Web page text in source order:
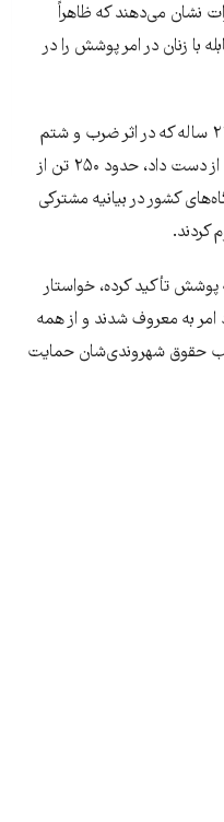
نشان می‌دهند که ظاهراً
با زنان در امر پوشش را در
شش روز پس از مرگ ژینا (مهسا) امینی ۲۲ ساله که در اثر ضرب و شتم
مأموران گشت ارشاد در تهران جان خود را از دست داد، حدود ۲۵۰ تن از
کشور در بیانیه مشترکی
کردند.
پوشش تأکید کرده، خواستار
به معروف شدند و از همه
حقوق شهروندی‌شان حمایت